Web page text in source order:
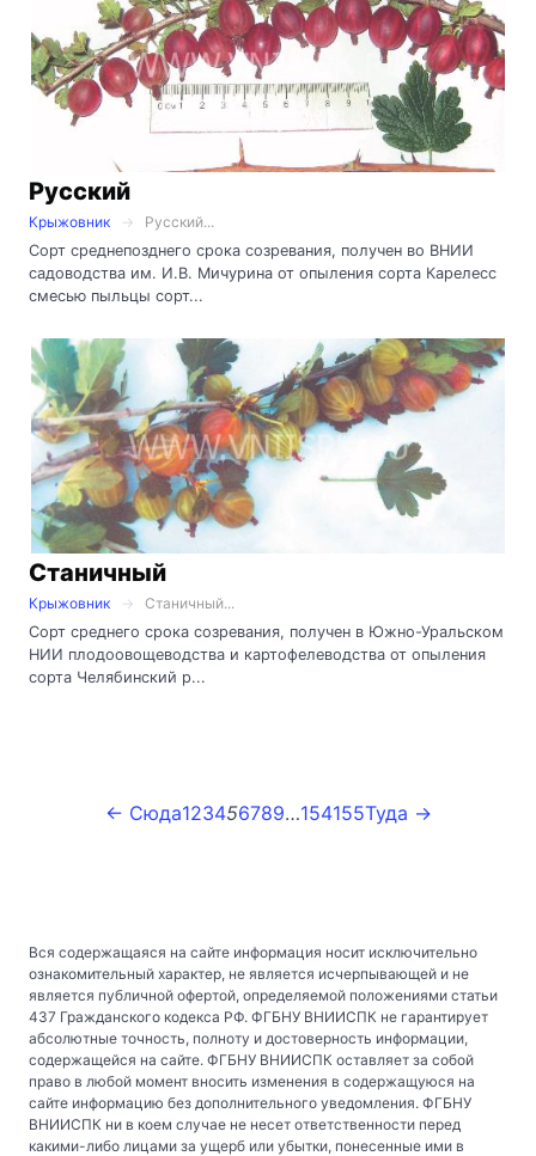
Русский
Крыжовник
Русский...
Сорт среднепозднего срока созревания, получен во ВНИИ
садоводства им. И.В. Мичурина от опыления сорта Карелесс
смесью пыльцы сорт...
Станичный
Крыжовник
Станичный...
Сорт среднего срока созревания, получен в Южно-Уральском
НИИ плодоовощеводства и картофелеводства от опыления
сорта Челябинский р...
← Сюда123456789…154155Туда →
Вся содержащаяся на сайте информация носит исключительно
ознакомительный характер, не является исчерпывающей и не
является публичной офертой, определяемой положениями статьи
437 Гражданского кодекса РФ. ФГБНУ ВНИИСПК не гарантирует
абсолютные точность, полноту и достоверность информации,
содержащейся на сайте. ФГБНУ ВНИИСПК оставляет за собой
право в любой момент вносить изменения в содержащуюся на
сайте информацию без дополнительного уведомления. ФГБНУ
ВНИИСПК ни в коем случае не несет ответственности перед
какими-либо лицами за ущерб или убытки, понесенные ими в